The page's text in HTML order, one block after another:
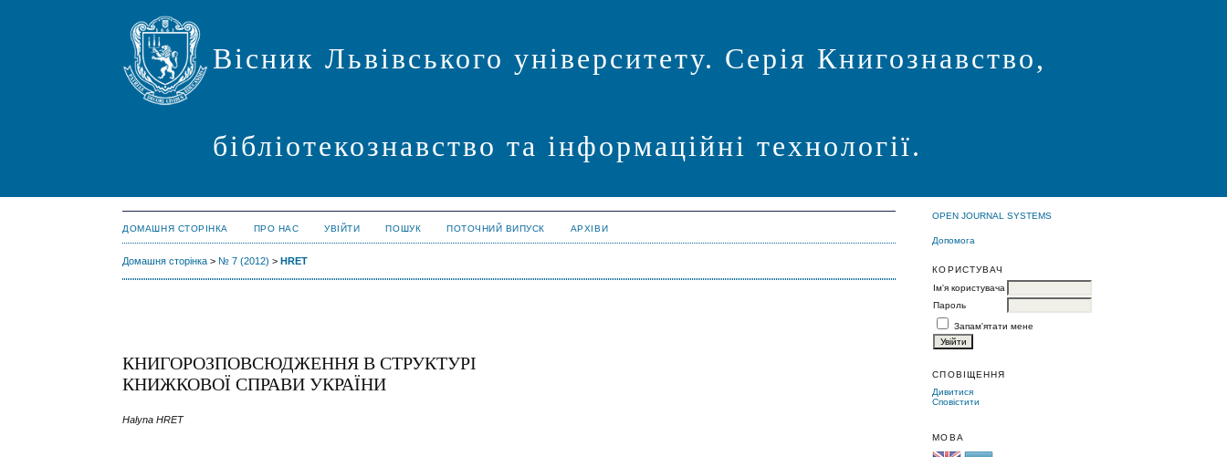
Вісник Львівського університету. Серія Книгознавство,
бібліотекознавство та інформаційні технології.
OPEN JOURNAL SYSTEMS
Допомога
КОРИСТУВАЧ
Ім'я користувача
Пароль
Запам'ятати мене
СПОВІЩЕННЯ
Дивитися
Сповістити
МОВА
ДОМАШНЯ СТОРІНКА ПРО НАС УВІЙТИ ПОШУК ПОТОЧНИЙ ВИПУСК АРХІВИ
Домашня сторінка > № 7 (2012) >HRET
КНИГОРОЗПОВСЮДЖЕННЯ В СТРУКТУРІ
КНИЖКОВОЇ СПРАВИ УКРАЇНИ
Halyna HRET